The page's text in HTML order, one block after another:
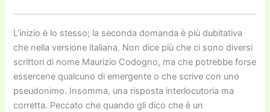
L’inizio è lo stesso; la seconda domanda è più dubitativa
che nella versione italiana. Non dice più che ci sono diversi
scrittori di nome Maurizio Codogno, ma che potrebbe forse
essercene qualcuno di emergente o che scrive con uno
pseudonimo. Insomma, una risposta interlocutoria ma
corretta. Peccato che quando gli dico che è un